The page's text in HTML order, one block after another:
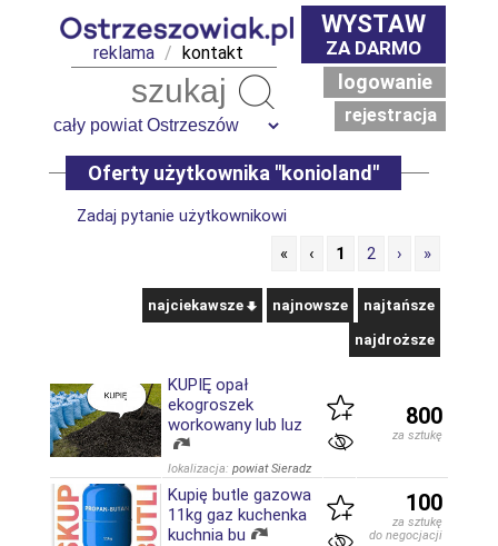
reklama / kontakt
WYSTAW
ZA DARMO
logowanie
rejestracja
Oferty użytkownika "konioland"
Zadaj pytanie użytkownikowi
«
‹ 1 2 › »
najciekawsze najnowsze najtańsze
najdroższe
KUPIĘ opał
ekogroszek
workowany lub luz
lokalizacja: powiat Sieradz
800
za sztukę
Kupię butle gazowa
11kg gaz kuchenka
kuchnia bu
100
za sztukę
do negocjacji